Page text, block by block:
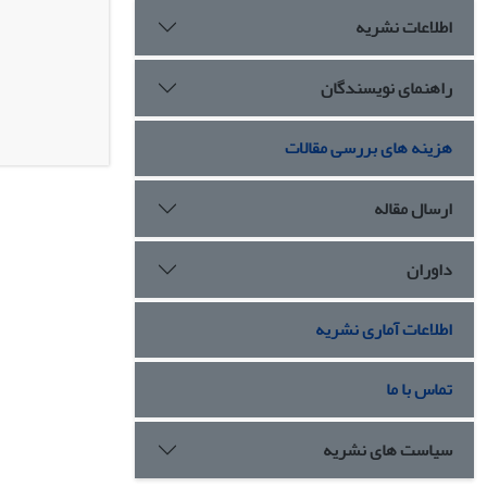
اطلاعات نشریه
راهنمای نویسندگان
هزینه های بررسی مقالات
ارسال مقاله
داوران
اطلاعات آماری نشریه
تماس با ما
سیاست های نشریه